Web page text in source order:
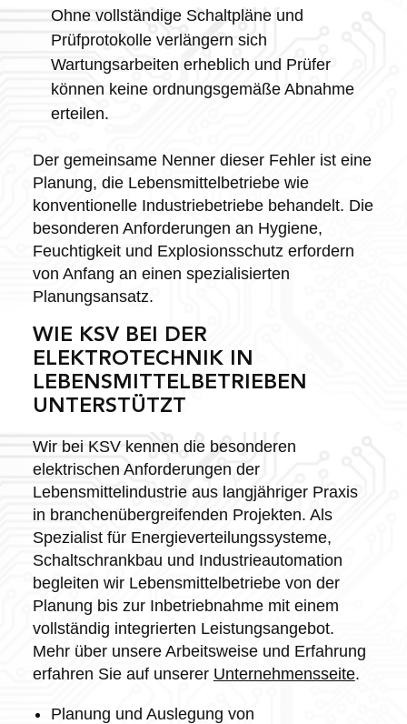
Ohne vollständige Schaltpläne und
Prüfprotokolle verlängern sich
Wartungsarbeiten erheblich und Prüfer
können keine ordnungsgemäße Abnahme
erteilen.
Der gemeinsame Nenner dieser Fehler ist eine
Planung, die Lebensmittelbetriebe wie
konventionelle Industriebetriebe behandelt. Die
besonderen Anforderungen an Hygiene,
Feuchtigkeit und Explosionsschutz erfordern
von Anfang an einen spezialisierten
Planungsansatz.
WIE KSV BEI DER
ELEKTROTECHNIK IN
LEBENSMITTELBETRIEBEN
UNTERSTÜTZT
Wir bei KSV kennen die besonderen
elektrischen Anforderungen der
Lebensmittelindustrie aus langjähriger Praxis
in branchenübergreifenden Projekten. Als
Spezialist für Energieverteilungssysteme,
Schaltschrankbau und Industrieautomation
begleiten wir Lebensmittelbetriebe von der
Planung bis zur Inbetriebnahme mit einem
vollständig integrierten Leistungsangebot.
Mehr über unsere Arbeitsweise und Erfahrung
erfahren Sie auf unserer Unternehmensseite.
Planung und Auslegung von